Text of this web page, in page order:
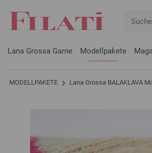
Lana Grossa Garne Modellpakete
MODELLPAKETE Lana Grossa BALAKLAVA